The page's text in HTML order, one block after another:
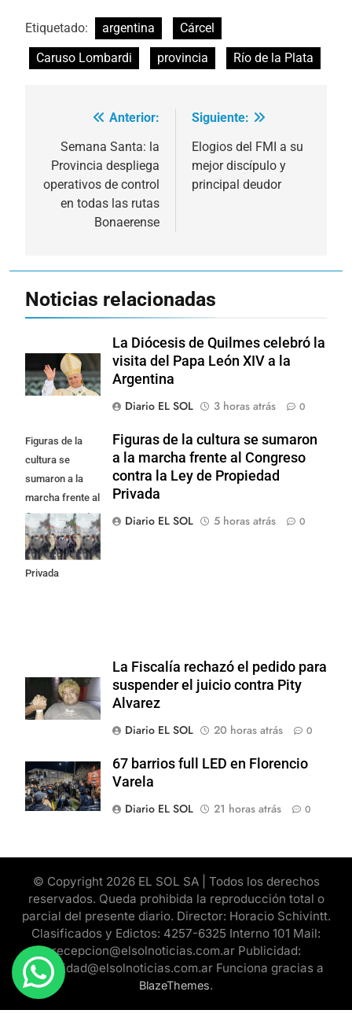
Etiquetado: argentina
Cárcel
Caruso Lombardi
provincia Río de la Plata
Navegación
de
entradas
Anterior:
Semana Santa: la
Provincia despliega
operativos de control
en todas las rutas
Bonaerense
Siguiente:
Elogios del FMI a su
mejor discípulo y
principal deudor
Noticias relacionadas
La Diócesis de Quilmes celebró la
visita del Papa León XIV a la
Argentina
Diario EL SOL
3 horas atrás 0
Figuras de la
cultura se
sumaron a la
marcha frente al
Congreso contra
la Ley de
Propiedad
Privada
Figuras de la cultura se sumaron
a la marcha frente al Congreso
contra la Ley de Propiedad
Privada
Diario EL SOL
5 horas atrás 0
La Fiscalía rechazó el pedido para
suspender el juicio contra Pity
Alvarez
Diario EL SOL
20 horas atrás 0
67 barrios full LED en Florencio
Varela
Diario EL SOL
21 horas atrás 0
© Copyright 2026 EL SOL SA | Todos los derechos
reservados. Queda prohibida la reproducción total o
parcial del presente diario. Director: Horacio Schivintt.
Clasificados y Edictos: 4257-6325 Interno 101 Mail:
recepcion@elsolnoticias.com.ar Publicidad:
publicidad@elsolnoticias.com.ar Funciona gracias a
BlazeThemes.